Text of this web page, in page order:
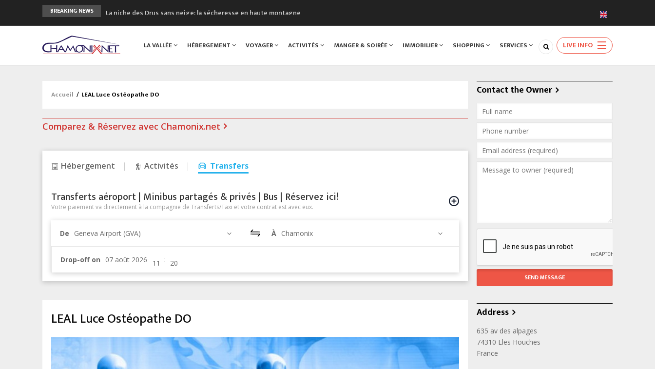
BREAKING NEWS
La niche des Drus sans neige: la sécheresse en haute montagne
Craft ouvre un nouveau magasin de course à pied à Chamonix
3eme Chamonix Vallée Classics Festival
LA VALLÉE HÉBERGEMENT VOYAGER ACTIVITÉS MANGER & SOIRÉE IMMOBILIER SHOPPING SERVICES LIVE INFO
Accueil / LEAL Luce Ostéopathe DO
Comparez & Réservez avec Chamonix.net
Hébergement Activités Transfers
Transferts aéroport | Minibus partagés & privés | Bus | Réservez ici!
Votre paiement va directement à la compagnie de Transferts/Taxi et votre contrat est avec eux.
De Geneva Airport (GVA) À Chamonix
Drop-off on :
LEAL Luce Ostéopathe DO
Contact the Owner
Address
635 av des alpages
74310 Lles Houches
France